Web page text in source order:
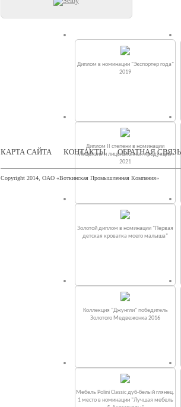
Диплом в номинации "Экспортер года"
2019
Диплом II степени в номинации
«Лицензия и лицензионная продукция»
2021
Золотой диплом в номинации "Первая
детская кроватка моего малыша"
Коллекция "Джунгли" победитель
Золотого Медвежонка 2016
Мебель Polini Classic дуб-белый глянец.
1 место в номинации "Лучшая мебель
КАРТА САЙТА КОНТАКТЫ ОБРАТНАЯ СВЯЗЬ
Copyright 2014, ОАО «Воткинская Промышленная Компания»